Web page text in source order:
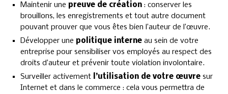
Maintenir une preuve de création : conserver les
brouillons, les enregistrements et tout autre document
pouvant prouver que vous êtes bien l’auteur de l’œuvre.
Développer une politique interne au sein de votre
entreprise pour sensibiliser vos employés au respect des
droits d’auteur et prévenir toute violation involontaire.
Surveiller activement
l’utilisation de votre œuvre sur
Internet et dans le commerce : cela vous permettra de